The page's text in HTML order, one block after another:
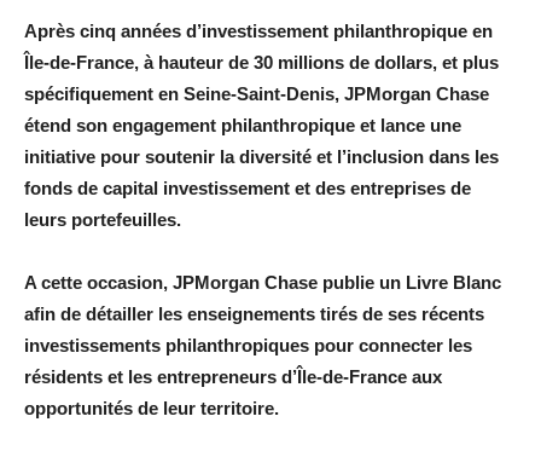
Après cinq années d’investissement philanthropique en
Île-de-France, à hauteur de 30 millions de dollars, et plus
spécifiquement en Seine-Saint-Denis, JPMorgan Chase
étend son engagement philanthropique et lance une
initiative pour soutenir la diversité et l’inclusion dans les
fonds de capital investissement et des entreprises de
leurs portefeuilles.
A cette occasion, JPMorgan Chase publie un Livre Blanc
afin de détailler les enseignements tirés de ses récents
investissements philanthropiques pour connecter les
résidents et les entrepreneurs d’Île-de-France aux
opportunités de leur territoire.